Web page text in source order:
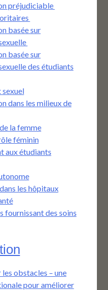
préjudiciable
basée sur
basée sur
des étudiants
dans les milieux de
la femme
féminin
aux étudiants
les hôpitaux
fournissant des soins
obstacles – une
pour améliorer